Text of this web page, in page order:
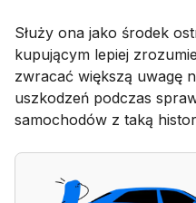
Służy ona jako środek
kupującym lepiej
zwracać większą uwagę
uszkodzeń podczas
samochodów z taką